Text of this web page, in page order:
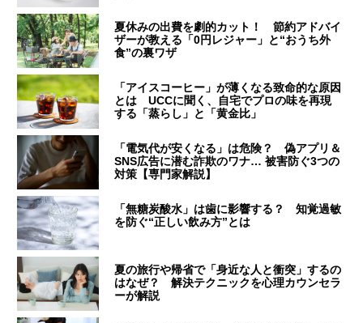
夏休みの出費を劇的カット！ 節約アドバイ
ザーが教える「0円レジャー」と“おうち外
食”の裏ワザ
「アイスコーヒー」が薄くなる致命的な原因
とは UCCに聞く、自宅でプロの味を再現
する「蒸らし」と「黄金比」
「電気代が安くなる」は危険？ 偽アプリ＆
SNS広告に潜む詐欺のワナ… 被害防ぐ3つの
対策【専門家解説】
「無糖炭酸水」は歯に影響する？ 知覚過敏
を防ぐ“正しい飲み方”とは
夏の旅行や帰省で「身近な人と衝突」するの
はなぜ？ 解決テクニックを心理カウンセラ
ーが解説